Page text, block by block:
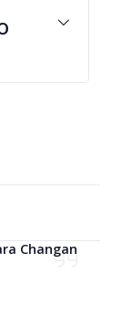
Changan